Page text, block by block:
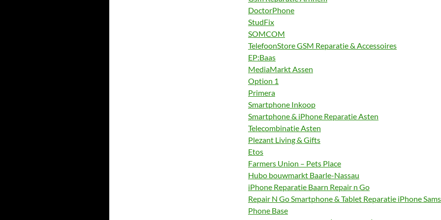
DoctorPhone
StudFix
SOMCOM
TelefoonStore GSM Reparatie & Accessoires
EP:Baas
MediaMarkt Assen
Option 1
Primera
Smartphone Inkoop
Smartphone & iPhone Reparatie Asten
Telecombinatie Asten
Plezant Living & Gifts
Etos
Farmers Union – Pets Place
Hubo bouwmarkt Baarle-Nassau
iPhone Reparatie Baarn Repair n Go
Repair N Go Smartphone & Tablet Reparatie iPhone
Phone Base